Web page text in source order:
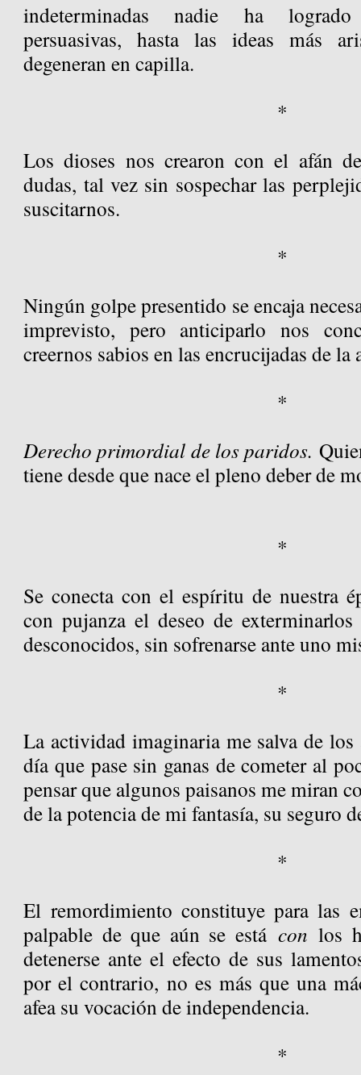
indeterminadas nadie ha logrado
persuasivas, hasta las ideas más
degeneran en capilla.
*
Los dioses nos crearon con el afán
dudas, tal vez sin sospechar las
suscitarnos.
*
Ningún golpe presentido se encaja
imprevisto, pero anticiparlo nos
creernos sabios en las encrucijadas de la
*
Derecho primordial de los paridos.
tiene desde que nace el pleno deber de
*
Se conecta con el espíritu de nuestra
con pujanza el deseo de
desconocidos, sin sofrenarse ante uno
*
La actividad imaginaria me salva de los
día que pase sin ganas de cometer al
pensar que algunos paisanos me miran
de la potencia de mi fantasía, su seguro
*
El remordimiento constituye para las
palpable de que aún se está con los
detenerse ante el efecto de sus
por el contrario, no es más que una
afea su vocación de independencia.
*